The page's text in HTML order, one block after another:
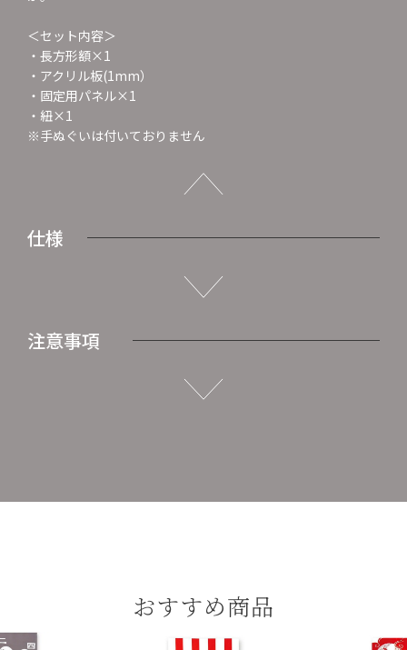
＜セット内容＞
・長方形額×1
・アクリル板(1mm）
・固定用パネル×1
・紐×1
※手ぬぐいは付いておりません
仕様
注意事項
おすすめ商品